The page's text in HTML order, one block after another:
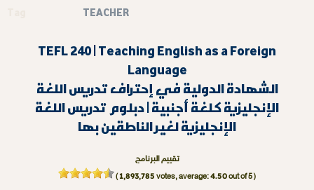
TEACHER
TEFL 240 | Teaching English as a Foreign
Language
الشهادة الدولية في إحتراف تدريس اللغة
الإنجليزية كلغة أجنبية | دبلوم تدريس اللغة
الإنجليزية لغير الناطقين بها
تقييم البرنامج
(1,893,785 votes, average:4.50out of 5 )